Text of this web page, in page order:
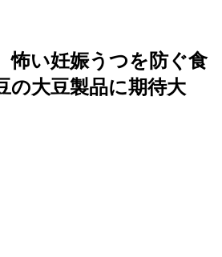
怖い妊娠うつを防ぐ食
大豆製品に期待大